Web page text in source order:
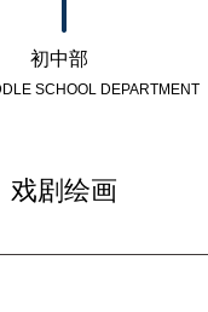
初中部
SCHOOL DEPARTMENT
戏剧绘画